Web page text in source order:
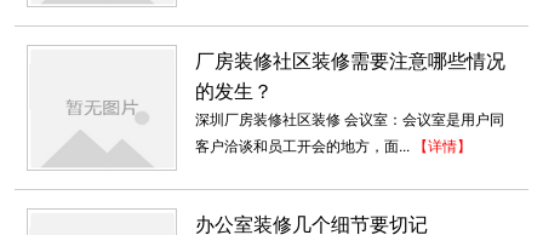
厂房装修社区装修需要注意哪些情况
的发生？
深圳厂房装修社区装修 会议室：会议室是用户同
客户洽谈和员工开会的地方，面... 【详情】
办公室装修几个细节要切记